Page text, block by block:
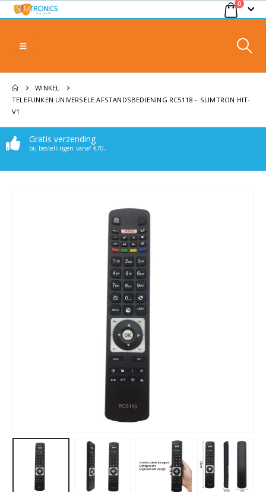
0
WINKEL
TELEFUNKEN UNIVERSELE AFSTANDSBEDIENING RC5118 – SLIMTRON HIT-
V1
Gratis verzending
bij bestellingen vanaf €70,-
Makkelijk bereikbaar
Stuur een mail of whatsappje